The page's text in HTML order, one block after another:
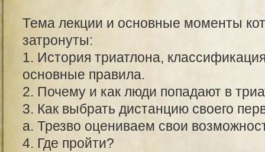
Тема лекции и основные моменты
затронуты:
1. История триатлона,
основные правила.
2. Почему и как люди попадают в
3. Как выбрать дистанцию своего
a. Трезво оцениваем свои
4. Где пройти?